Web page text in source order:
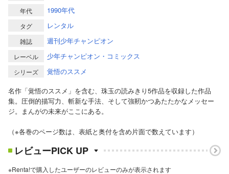
年代 1990年代
タグ レンタル
雑誌 週刊少年チャンピオン
レーベル 少年チャンピオン・コミックス
シリーズ
覚悟のススメ
名作「覚悟のススメ」を含む、珠玉の読みきり5作品を収録した作品
集。圧倒的描写力、斬新な手法、そして強靭かつあたたかなメッセー
ジ。まんがの未来がここにある。
（※各巻のページ数は、表紙と奥付を含め片面で数えています）
レビューPICK UP
※Renta!で購入したユーザーのレビューのみが表示されます